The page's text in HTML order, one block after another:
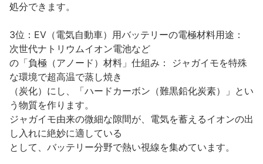
処分できます。
3位：EV（電気自動車）用バッテリーの電極材料用途：
次世代ナトリウムイオン電池など
の「負極（アノード）材料」仕組み： ジャガイモを特殊
な環境で超高温で蒸し焼き
（炭化）にし、「ハードカーボン（難黒鉛化炭素）」とい
う物質を作ります。
ジャガイモ由来の微細な隙間が、電気を蓄えるイオンの出
し入れに絶妙に適している
として、バッテリー分野で熱い視線を集めています。